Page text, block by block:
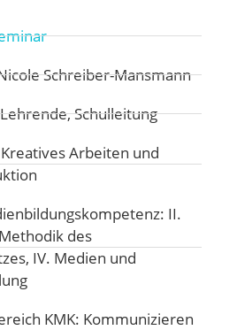
Schreiber-Mansmann
Schulleitung
Kreatives Arbeiten und
II.
des
, IV. Medien und
KMK: Kommunizieren